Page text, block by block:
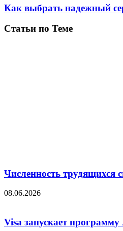
Как выбрать надежный
Статьи по Теме
Численность трудящихся
08.06.2026
Visa запускает